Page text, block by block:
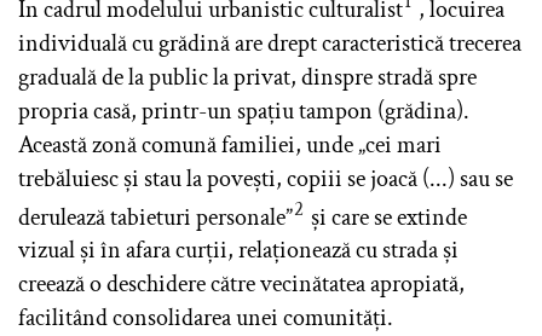
În cadrul modelului urbanistic culturalist , locuirea
individuală cu grădină are drept caracteristică trecerea
graduală de la public la privat, dinspre stradă spre
propria casă, printr-un spațiu tampon (grădina).
Această zonă comună familiei, unde „cei mari
trebăluiesc și stau la povești, copiii se joacă (...) sau se
derulează tabieturi personale”2 și care se extinde
vizual și în afara curții, relaționează cu strada și
creează o deschidere către vecinătatea apropiată,
facilitând consolidarea unei comunități.